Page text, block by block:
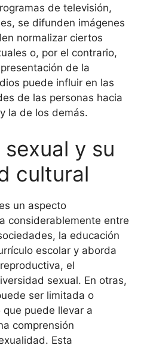
de televisión,
se difunden imágenes
normalizar ciertos
o, por el contrario,
de la
puede influir en las
de las personas hacia
la de los demás.
y su
cultural
un aspecto
considerablemente entre
la educación
escolar y aborda
el
sexual. En otras,
ser limitada o
puede llevar a
comprensión
Esta